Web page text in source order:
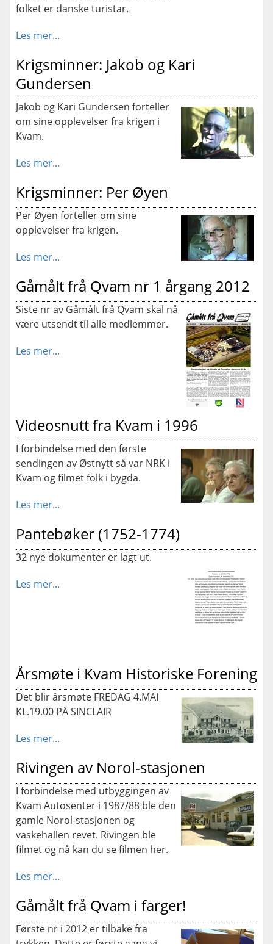
folket er danske turistar.
Les mer...
Krigsminner: Jakob og Kari
Gundersen
Jakob og Kari Gundersen forteller
om sine opplevelser fra krigen i
Kvam.
Les mer...
Krigsminner: Per Øyen
Per Øyen forteller om sine
opplevelser fra krigen.
Les mer...
Gåmålt frå Qvam nr 1 årgang 2012
Siste nr av Gåmålt frå Qvam skal nå
være utsendt til alle medlemmer.
Les mer...
Videosnutt fra Kvam i 1996
I forbindelse med den første
sendingen av Østnytt så var NRK i
Kvam og filmet folk i bygda.
Les mer...
Pantebøker (1752-1774)
32 nye dokumenter er lagt ut.
Les mer...
Årsmøte i Kvam Historiske Forening
Det blir årsmøte FREDAG 4.MAI
KL.19.00 PÅ SINCLAIR
Les mer...
Rivingen av Norol-stasjonen
I forbindelse med utbyggingen av
Kvam Autosenter i 1987/88 ble den
gamle Norol-stasjonen og
vaskehallen revet. Rivingen ble
filmet og nå kan du se filmen her.
Les mer...
Gåmålt frå Qvam i farger!
Første nr i 2012 er tilbake fra